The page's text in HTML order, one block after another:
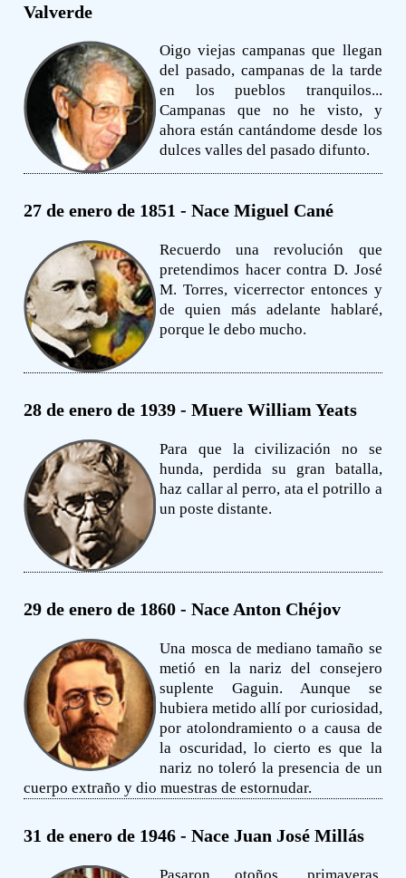
Valverde
Oigo viejas campanas que llegan
del pasado, campanas de la tarde
en los pueblos tranquilos...
Campanas que no he visto, y
ahora están cantándome desde los
dulces valles del pasado difunto.
27 de enero de 1851 - Nace Miguel Cané
Recuerdo una revolución que
pretendimos hacer contra D. José
M. Torres, vicerrector entonces y
de quien más adelante hablaré,
porque le debo mucho.
28 de enero de 1939 - Muere William Yeats
Para que la civilización no se
hunda, perdida su gran batalla,
haz callar al perro, ata el potrillo a
un poste distante.
29 de enero de 1860 - Nace Anton Chéjov
Una mosca de mediano tamaño se
metió en la nariz del consejero
suplente Gaguin. Aunque se
hubiera metido allí por curiosidad,
por atolondramiento o a causa de
la oscuridad, lo cierto es que la
nariz no toleró la presencia de un
cuerpo extraño y dio muestras de estornudar.
31 de enero de 1946 - Nace Juan José Millás